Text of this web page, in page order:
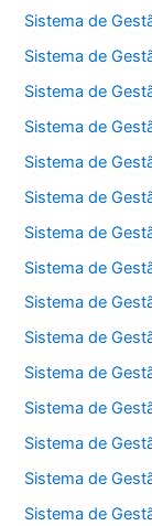
Sistema de
Sistema de
Sistema de
Sistema de
Sistema de
Sistema de
Sistema de
Sistema de
Sistema de
Sistema de
Sistema de
Sistema de
Sistema de
Sistema de
Sistema de